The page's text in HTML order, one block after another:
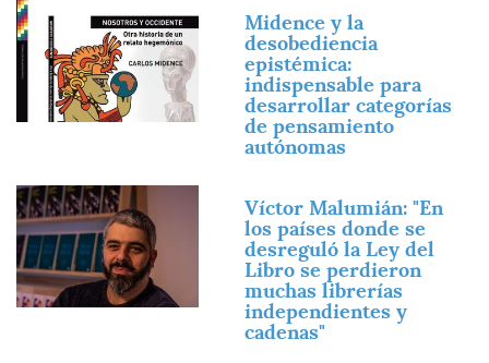
Imagen
Midence y la
desobediencia
epistémica:
indispensable para
desarrollar categorías
de pensamiento
autónomas
Imagen
Víctor Malumián: "En
los países donde se
desreguló la Ley del
Libro se perdieron
muchas librerías
independientes y
cadenas"